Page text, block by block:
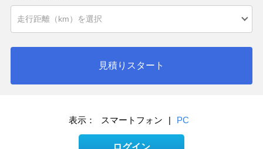
見積りスタート
表示： スマートフォン | PC